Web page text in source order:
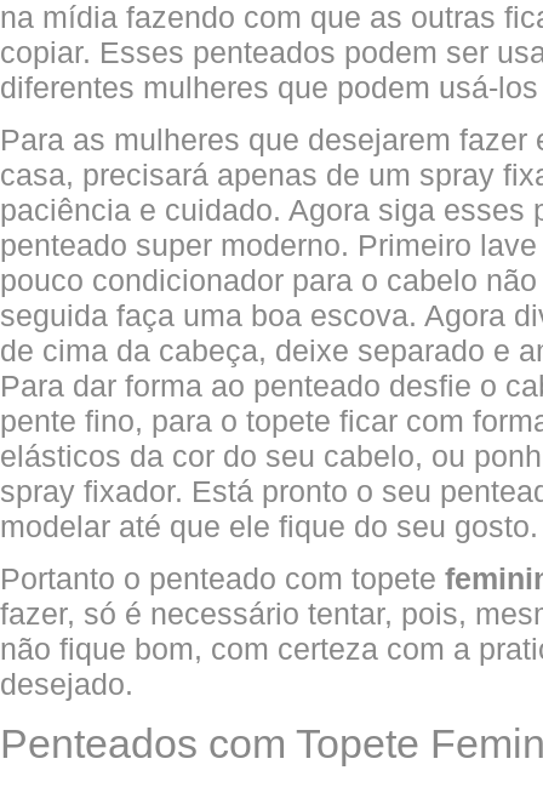
na mídia fazendo com que as outras
copiar. Esses penteados podem ser
diferentes mulheres que podem usá-
Para as mulheres que desejarem fazer
casa, precisará apenas de um spray
paciência e cuidado. Agora siga esses
penteado super moderno. Primeiro
pouco condicionador para o cabelo
seguida faça uma boa escova. Agora
de cima da cabeça, deixe separado e
Para dar forma ao penteado desfie o
pente fino, para o topete ficar com
elásticos da cor do seu cabelo, ou
spray fixador. Está pronto o seu
modelar até que ele fique do seu gosto.
Portanto o penteado com topete
fazer, só é necessário tentar, pois,
não fique bom, com certeza com a
desejado.
Penteados com Topete